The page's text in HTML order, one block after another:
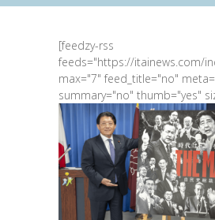
[feedzy-rss
feeds="https://itainews.com/
max="7" feed_title="no"
summary="no" thumb="yes"